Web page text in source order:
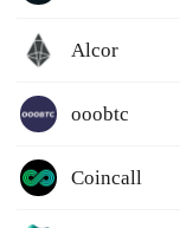
Alcor
ooobtc
Coincall